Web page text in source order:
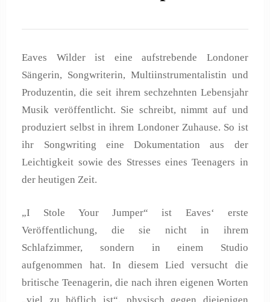
Eaves Wilder ist eine aufstrebende Londoner
Sängerin, Songwriterin, Multiinstrumentalistin und
Produzentin, die seit ihrem sechzehnten Lebensjahr
Musik veröffentlicht. Sie schreibt, nimmt auf und
produziert selbst in ihrem Londoner Zuhause. So ist
ihr Songwriting eine Dokumentation aus der
Leichtigkeit sowie des Stresses eines Teenagers in
der heutigen Zeit.
„I Stole Your Jumper“ ist Eaves‘ erste
Veröffentlichung, die sie nicht in ihrem
Schlafzimmer, sondern in einem Studio
aufgenommen hat. In diesem Lied versucht die
britische Teenagerin, die nach ihren eigenen Worten